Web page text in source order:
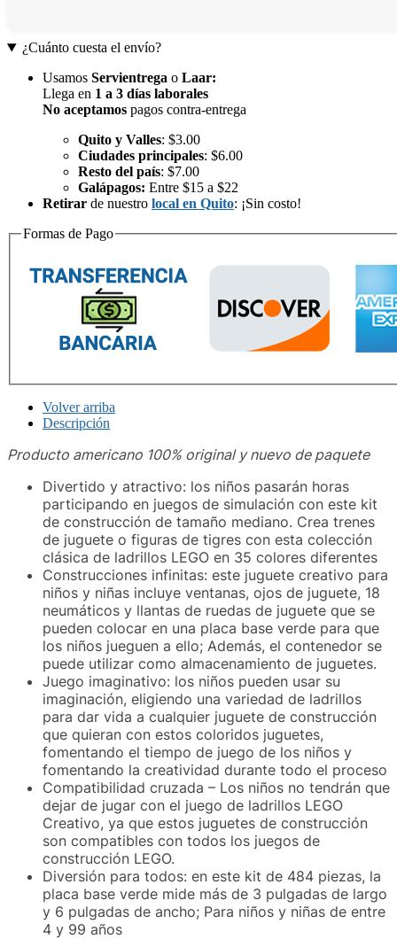
¿Cuánto cuesta el envío?
Usamos Servientrega o Laar:
Llega en 1 a 3 días laborales
No aceptamos pagos contra-entrega
Quito y Valles: $3.00
Ciudades principales: $6.00
Resto del país: $7.00
Galápagos: Entre $15 a $22
Retirar de nuestro local en Quito: ¡Sin costo!
Formas de Pago
Volver arriba
Descripción
Producto americano 100% original y nuevo de paquete
Divertido y atractivo: los niños pasarán horas
participando en juegos de simulación con este kit
de construcción de tamaño mediano. Crea trenes
de juguete o figuras de tigres con esta colección
clásica de ladrillos LEGO en 35 colores diferentes
Construcciones infinitas: este juguete creativo para
niños y niñas incluye ventanas, ojos de juguete, 18
neumáticos y llantas de ruedas de juguete que se
pueden colocar en una placa base verde para que
los niños jueguen a ello; Además, el contenedor se
puede utilizar como almacenamiento de juguetes.
Juego imaginativo: los niños pueden usar su
imaginación, eligiendo una variedad de ladrillos
para dar vida a cualquier juguete de construcción
que quieran con estos coloridos juguetes,
fomentando el tiempo de juego de los niños y
fomentando la creatividad durante todo el proceso
Compatibilidad cruzada – Los niños no tendrán que
dejar de jugar con el juego de ladrillos LEGO
Creativo, ya que estos juguetes de construcción
son compatibles con todos los juegos de
construcción LEGO.
Diversión para todos: en este kit de 484 piezas, la
placa base verde mide más de 3 pulgadas de largo
y 6 pulgadas de ancho; Para niños y niñas de entre
4 y 99 años